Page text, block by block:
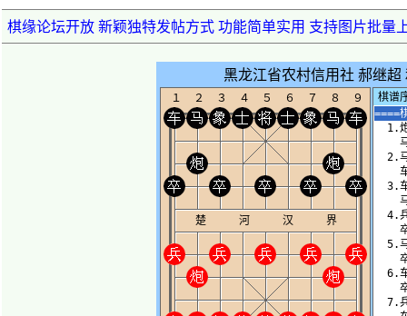
棋缘论坛开放 新颖独特发帖方式 功能简单实用 支持图片批量